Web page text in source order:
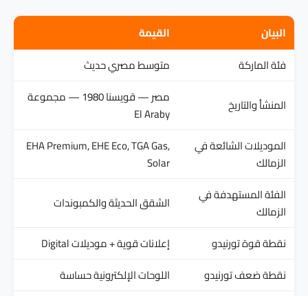
البيان
القيمة
فئة الماركة
متوسط مصري حديث
المنشأ والتاريخ
مصر — قويسنا 1980 — مجموعة
El Araby
الموديلات الشائعة في
الزمالك
EHA Premium, EHE Eco, TGA Gas,
Solar
الفئة المستهدفة في
الزمالك
الشقق الحديثة والكمبوندات
نقطة قوة تورنيدو
إعلانات قوية + موديلات Digital
نقطة ضعف تورنيدو
اللوحات الإلكترونية حساسة